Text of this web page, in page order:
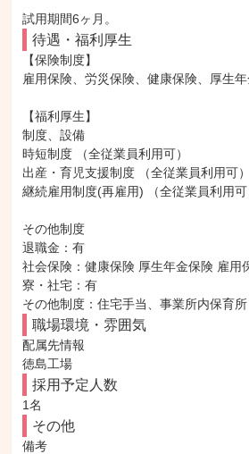
試用期間6ヶ月。
待遇・福利厚生
【保険制度】
雇用保険、労災保険、健康保険、厚生年
【福利厚生】
制度、設備
時短制度 （全従業員利用可）
出産・育児支援制度 （全従業員利用可）
継続雇用制度(再雇用) （全従業員利用可
その他制度
退職金：有
社会保険：健康保険 厚生年金保険 雇用
寮・社宅：有
その他制度：住宅手当、事業所内保育
職場環境・雰囲気
配属先情報
徳島工場
採用予定人数
1名
その他
備考